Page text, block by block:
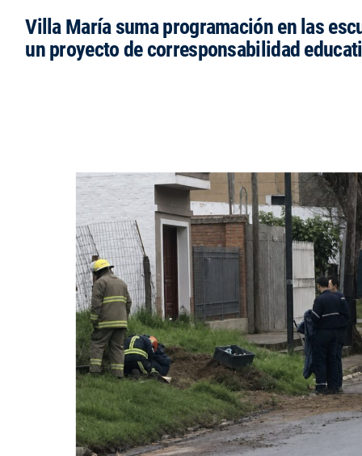
Villa María suma programación en las
un proyecto de corresponsabilidad